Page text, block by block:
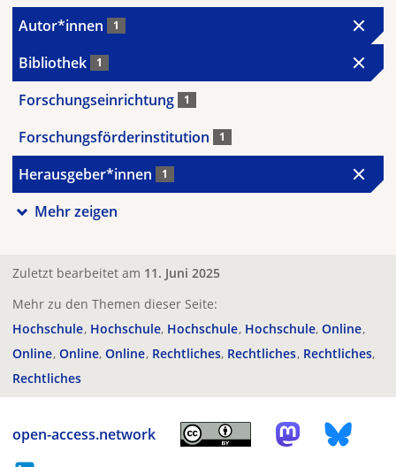
Autor*innen 1
Bibliothek 1
Forschungseinrichtung 1
Forschungsförderinstitution 1
Herausgeber*innen 1
Mehr zeigen
Zuletzt bearbeitet am 11. Juni 2025
Mehr zu den Themen dieser Seite:
Hochschule Hochschule Hochschule Hochschule Online
Online Online Online Rechtliches Rechtliches Rechtliches
Rechtliches
open-access.network